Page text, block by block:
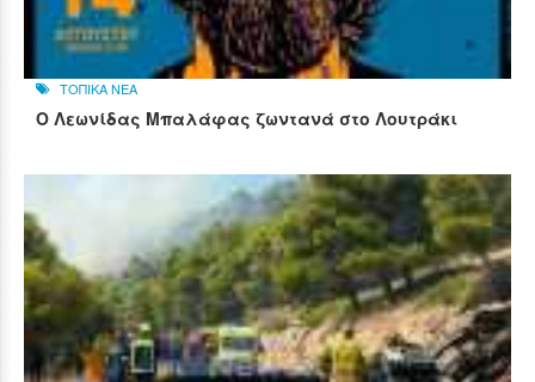
ΤΟΠΙΚΑ ΝΕΑ
Ο Λεωνίδας Μπαλάφας ζωντανά στο Λουτράκι